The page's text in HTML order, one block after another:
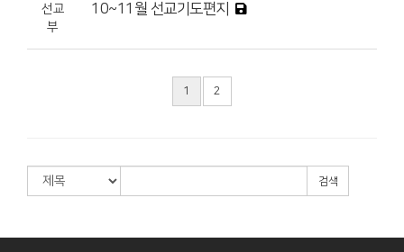
선교
부
10~11월 선교기도편지
1 2
검색